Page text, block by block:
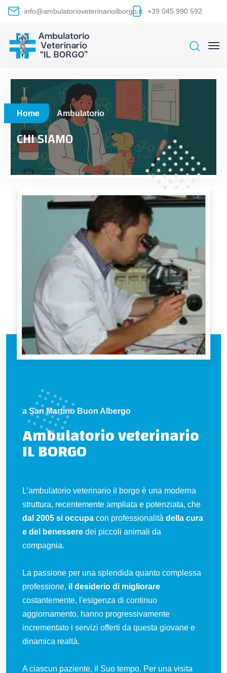
info@ambulatorioveterinarioilborgo.it +39 045 990 592
Home Ambulatorio
CHI SIAMO
a San Martino Buon Albergo
Ambulatorio veterinario
IL BORGO
L’ambulatorio veterinario il borgo è una moderna
struttura, recentemente ampliata e potenziata, che
dal 2005 si occupa con professionalità della cura
e del benessere dei piccoli animali da
compagnia.
La passione per una splendida quanto complessa
professione, il desiderio di migliorare
costantemente, l'esigenza di continuo
aggiornamento, hanno progressivamente
incrementato i servizi offerti da questa giovane e
dinamica realtà.
A ciascun paziente, il Suo tempo. Per una visita